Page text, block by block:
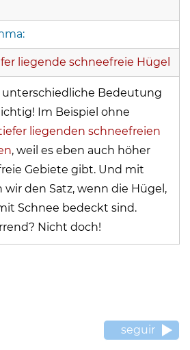
liegende schneefreie Hügel
unterschiedliche Bedeutung
Im Beispiel ohne
liegenden schneefreien
, weil es eben auch höher
Gebiete gibt. Und mit
wir den Satz, wenn die Hügel,
Schnee bedeckt sind.
Nicht doch!
seguir